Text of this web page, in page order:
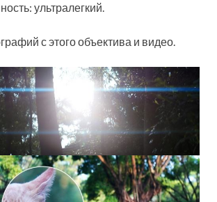
ультралегкий.
с этого объектива и видео.